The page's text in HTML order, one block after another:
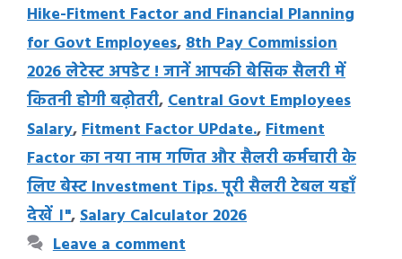
Hike-Fitment Factor and Financial Planning
for Govt Employees,8th Pay Commission
2026 लेटेस्ट अपडेट ! जानें आपकी बेसिक सैलरी में
कितनी होगी बढ़ोतरी,Central Govt Employees
Salary,Fitment Factor UPdate.,Fitment
Factor का नया नाम गणित और सैलरी कर्मचारी के
लिए बेस्ट Investment Tips. पूरी सैलरी टेबल यहाँ
देखें ।",Salary Calculator 2026
Leave a comment